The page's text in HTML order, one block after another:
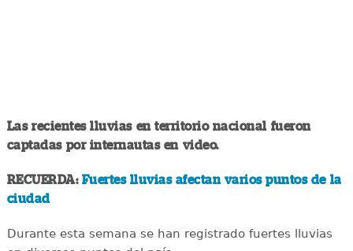
Las recientes lluvias en territorio nacional fueron
captadas por internautas en video.
RECUERDA: Fuertes lluvias afectan varios puntos de la
ciudad
Durante esta semana se han registrado fuertes lluvias